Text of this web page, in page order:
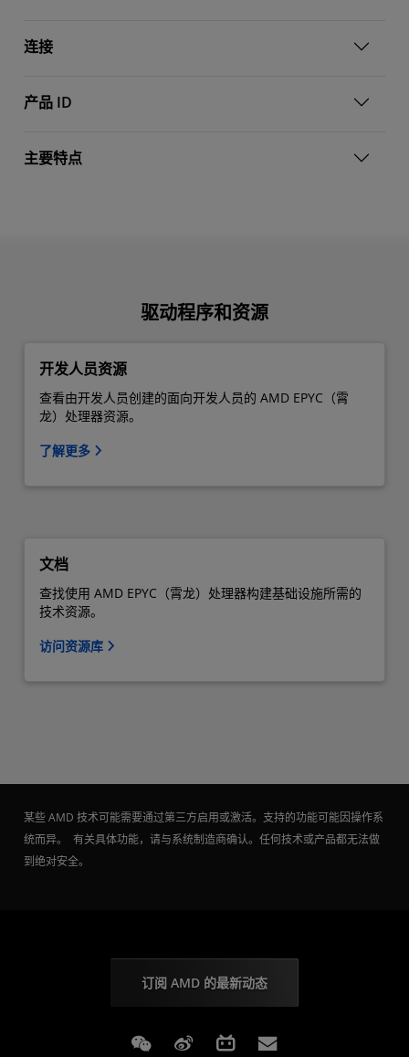
连接
产品 ID
主要特点
驱动程序和资源
开发人员资源
查看由开发人员创建的面向开发人员的 AMD EPYC（霄
龙）处理器资源。
了解更多
文档
查找使用 AMD EPYC（霄龙）处理器构建基础设施所需的
技术资源。
访问资源库
某些 AMD 技术可能需要通过第三方启用或激活。支持的功能可能因操作系
统而异。 有关具体功能，请与系统制造商确认。任何技术或产品都无法做
到绝对安全。
订阅 AMD 的最新动态
Weixin Weibo Bilibili